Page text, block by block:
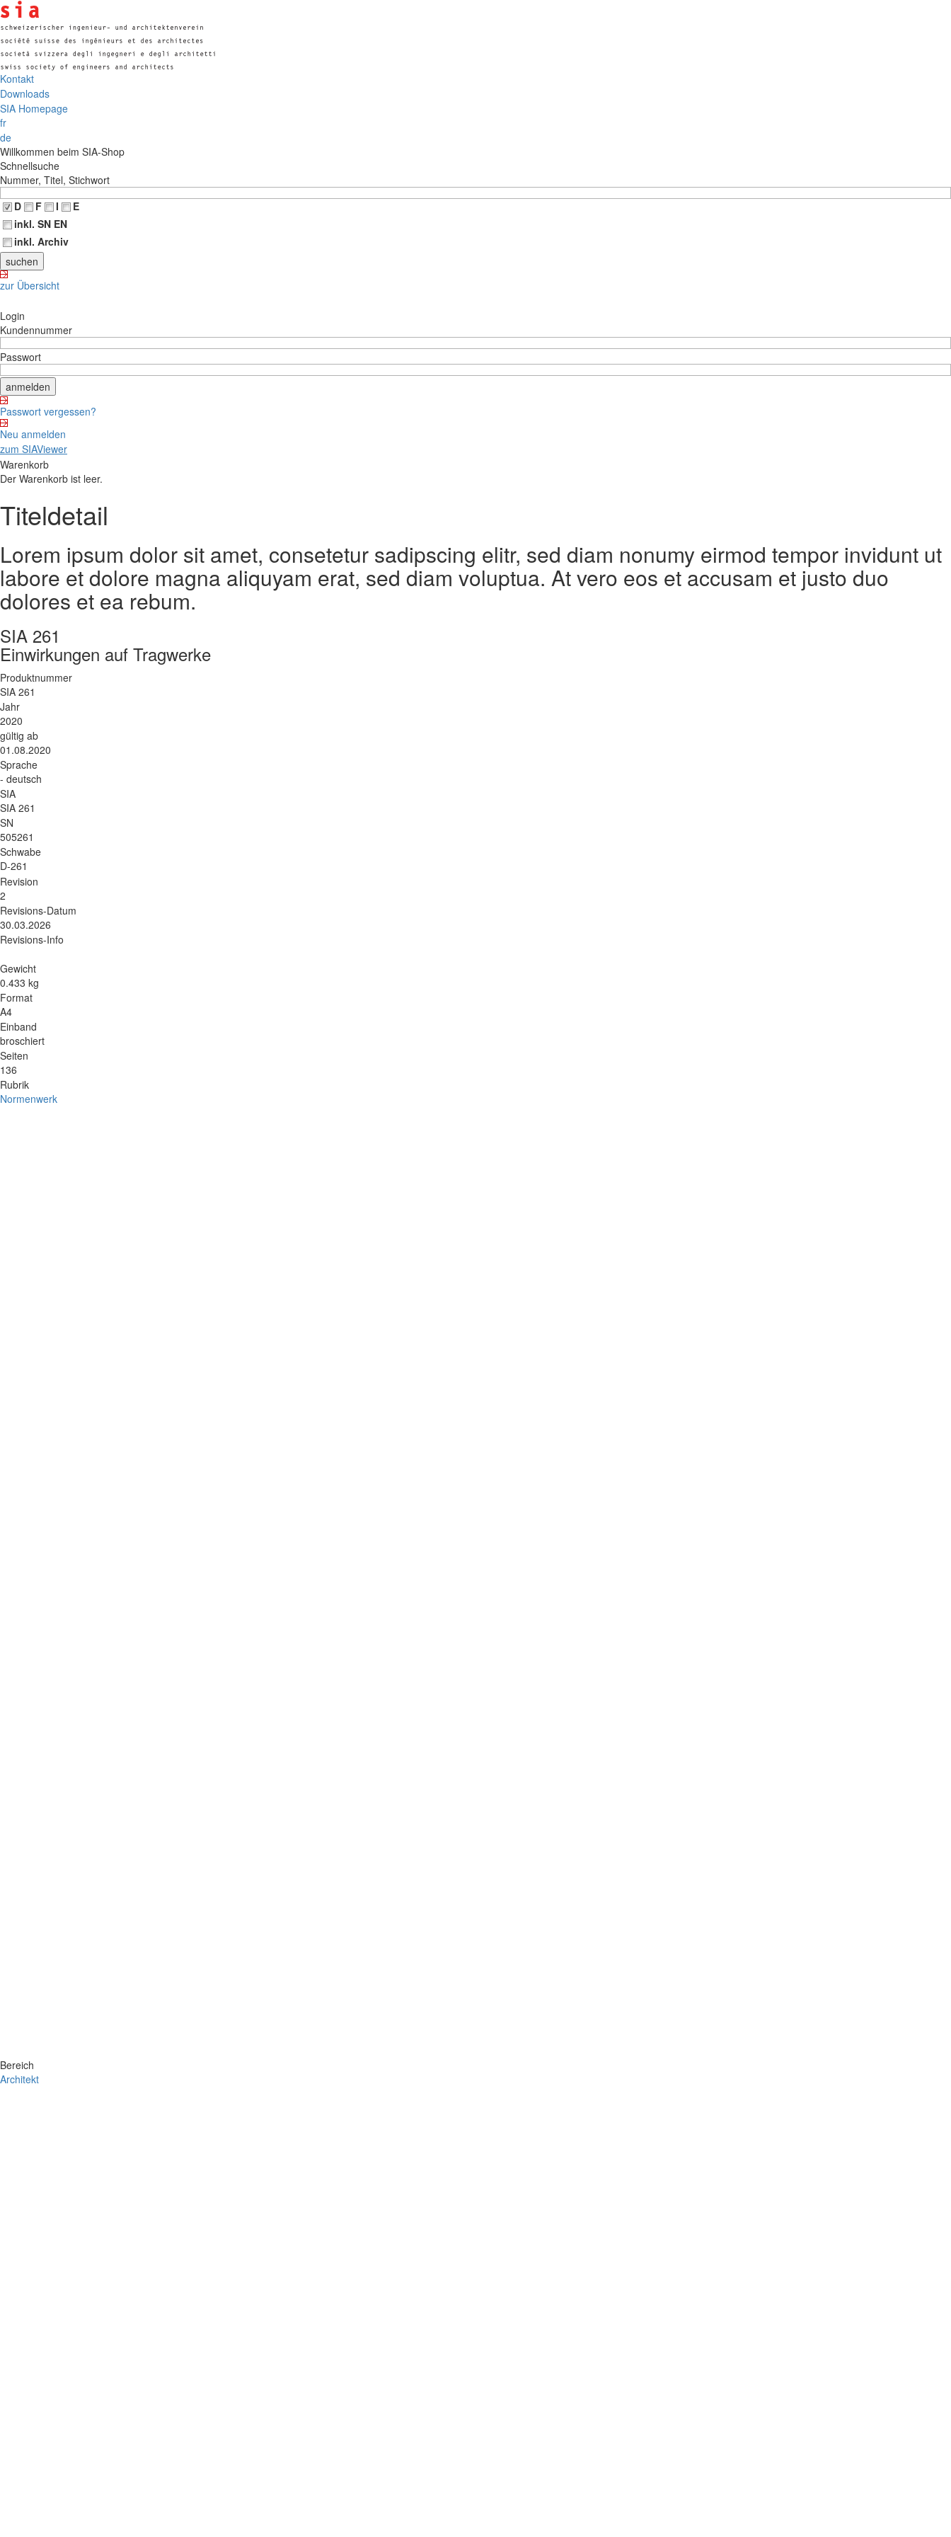
Kontakt
Downloads
SIA Homepage
fr
de
Willkommen beim SIA-Shop
Schnellsuche
Nummer, Titel, Stichwort
D
F I
E
inkl. SN EN
inkl. Archiv
zur Übersicht
Login
Kundennummer
Passwort
Passwort vergessen?
Neu anmelden
zum SIAViewer
Warenkorb
Der Warenkorb ist leer.
Titeldetail
Lorem ipsum dolor sit amet, consetetur sadipscing elitr, sed diam nonumy eirmod tempor invidunt ut
labore et dolore magna aliquyam erat, sed diam voluptua. At vero eos et accusam et justo duo
dolores et ea rebum.
SIA 261
Einwirkungen auf Tragwerke
Produktnummer
SIA 261
Jahr
2020
gültig ab
01.08.2020
Sprache
- deutsch
SIA
SIA 261
SN
505261
Schwabe
D-261
Revision
2
Revisions-Datum
30.03.2026
Revisions-Info
Gewicht
0.433 kg
Format
A4
Einband
broschiert
Seiten
136
Rubrik
Normenwerk
Bereich
Architekt